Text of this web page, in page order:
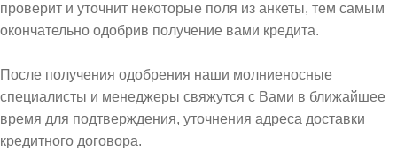
проверит и уточнит некоторые поля из анкеты, тем самым
окончательно одобрив получение вами кредита.
После получения одобрения наши молниеносные
специалисты и менеджеры свяжутся с Вами в ближайшее
время для подтверждения, уточнения адреса доставки
кредитного договора.